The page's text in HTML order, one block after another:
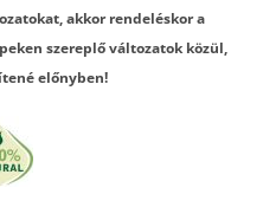
akkor rendeléskor a
szereplő változatok közül,
előnyben!